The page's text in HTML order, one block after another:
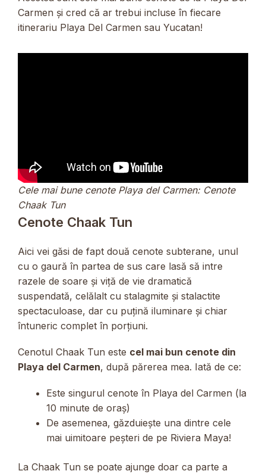
Carmen și cred că ar trebui incluse în fiecare
itinerariu Playa Del Carmen sau Yucatan!
Cele mai bune cenote Playa del Carmen: Cenote
Chaak Tun
Cenote Chaak Tun
Aici vei găsi de fapt două cenote subterane, unul
cu o gaură în partea de sus care lasă să intre
razele de soare și viță de vie dramatică
suspendată, celălalt cu stalagmite și stalactite
spectaculoase, dar cu puțină iluminare și chiar
întuneric complet în porțiuni.
Cenotul Chaak Tun este cel mai bun cenote din
Playa del Carmen, după părerea mea. Iată de ce:
Este singurul cenote în Playa del Carmen (la
10 minute de oraș)
De asemenea, găzduiește una dintre cele
mai uimitoare peșteri de pe Riviera Maya!
La Chaak Tun se poate ajunge doar ca parte a